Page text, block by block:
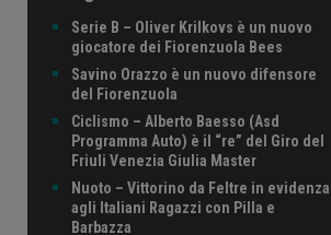
Serie B – Oliver Krilkovs è un nuovo
giocatore dei Fiorenzuola Bees
Savino Orazzo è un nuovo difensore
del Fiorenzuola
Ciclismo – Alberto Baesso (Asd
Programma Auto) è il “re” del Giro del
Friuli Venezia Giulia Master
Nuoto – Vittorino da Feltre in evidenza
agli Italiani Ragazzi con Pilla e
Barbazza